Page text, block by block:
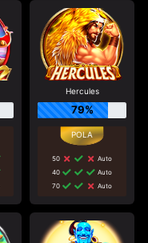
Hercules
79%
50
Auto
40
Auto
70
Auto